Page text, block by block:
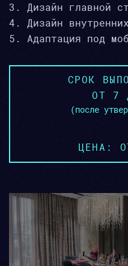
Дизайн главной
Дизайн
Адаптация под
СРОК
ОТ 7
(после
ЦЕНА: